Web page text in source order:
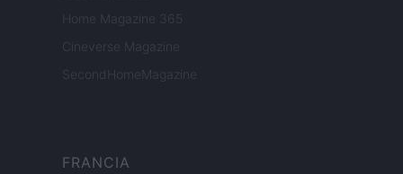
Home Magazine 365
Cineverse Magazine
SecondHomeMagazine
FRANCIA